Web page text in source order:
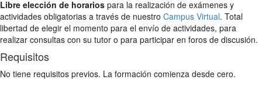
Libre elección de horarios para la realización de exámenes y
actividades obligatorias a través de nuestro Campus Virtual. Total
libertad de elegir el momento para el envío de actividades, para
realizar consultas con su tutor o para participar en foros de discusión.
Requisitos
No tiene requisitos previos. La formación comienza desde cero.